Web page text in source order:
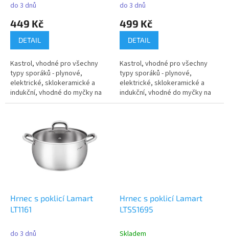
do 3 dnů
449 Kč
DETAIL
Kastrol, vhodné pro všechny
typy sporáků - plynové,
elektrické, sklokeramické a
indukční, vhodné do myčky na
nádobí,...
do 3 dnů
499 Kč
DETAIL
Kastrol, vhodné pro všechny
typy sporáků - plynové,
elektrické, sklokeramické a
indukční, vhodné do myčky na
nádobí,...
Hrnec s poklicí Lamart
LT1161
do 3 dnů
Hrnec s poklicí Lamart
LTSS1695
Skladem